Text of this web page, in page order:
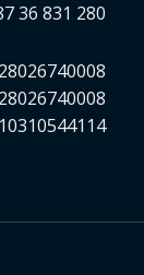
36 831 280